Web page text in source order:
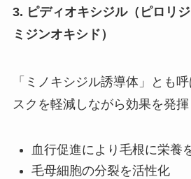
3. ピディオキシジル（ピロリ
ミジンオキシド）
「ミノキシジル誘導体」とも
スクを軽減しながら効果を発揮
血行促進により毛根に栄養
毛母細胞の分裂を活性化